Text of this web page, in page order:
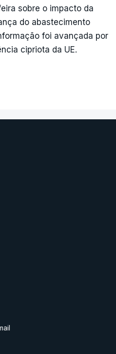
sobre o impacto da
do abastecimento
foi avançada por
cipriota da UE.